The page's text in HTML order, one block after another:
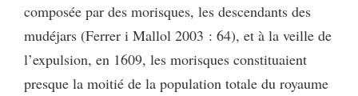
composée par des morisques, les descendants des
mudéjars (Ferrer i Mallol 2003 : 64), et à la veille de
l’expulsion, en 1609, les morisques constituaient
presque la moitié de la population totale du royaume